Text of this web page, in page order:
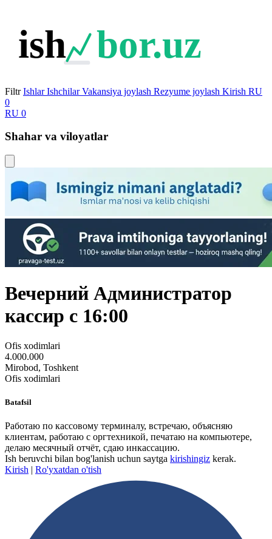
ish bor.uz
Filtr Ishlar Ishchilar Vakansiya joylash Rezyume joylash Kirish RU
0
RU 0
Shahar va viloyatlar
Вечерний Администратор
кассир с 16:00
Ofis xodimlari
4.000.000
Mirobod, Toshkent
Ofis xodimlari
Batafsil
Работаю по кассовому терминалу, встречаю, объясняю
клиентам, работаю с оргтехникой, печатаю на компьютере,
делаю месячный отчёт, сдаю инкассацию.
Ish beruvchi bilan bog'lanish uchun saytga kirishingiz kerak.
Kirish | Ro'yxatdan o'tish